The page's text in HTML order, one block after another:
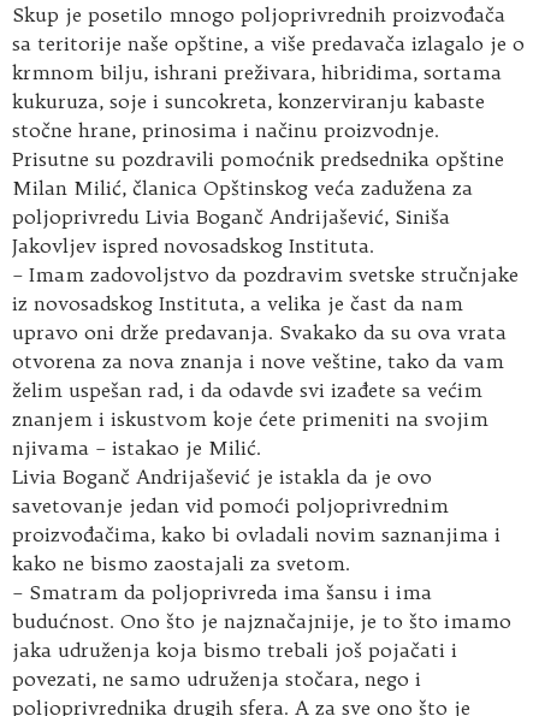
Skup je posetilo mnogo poljoprivrednih proizvođača
sa teritorije naše opštine, a više predavača izlagalo je o
krmnom bilju, ishrani preživara, hibridima, sortama
kukuruza, soje i suncokreta, konzerviranju kabaste
stočne hrane, prinosima i načinu proizvodnje.
Prisutne su pozdravili pomoćnik predsednika opštine
Milan Milić, članica Opštinskog veća zadužena za
poljoprivredu Livia Boganč Andrijašević, Siniša
Jakovljev ispred novosadskog Instituta.
– Imam zadovoljstvo da pozdravim svetske stručnjake
iz novosadskog Instituta, a velika je čast da nam
upravo oni drže predavanja. Svakako da su ova vrata
otvorena za nova znanja i nove veštine, tako da vam
želim uspešan rad, i da odavde svi izađete sa većim
znanjem i iskustvom koje ćete primeniti na svojim
njivama – istakao je Milić.
Livia Boganč Andrijašević je istakla da je ovo
savetovanje jedan vid pomoći poljoprivrednim
proizvođačima, kako bi ovladali novim saznanjima i
kako ne bismo zaostajali za svetom.
– Smatram da poljoprivreda ima šansu i ima
budućnost. Ono što je najznačajnije, je to što imamo
jaka udruženja koja bismo trebali još pojačati i
povezati, ne samo udruženja stočara, nego i
poljoprivrednika drugih sfera. A za sve ono što je